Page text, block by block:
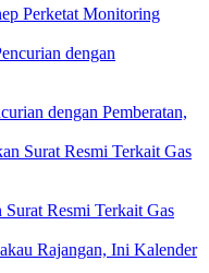
Perketat Monitoring
dengan Pemberatan,
Resmi Terkait Gas